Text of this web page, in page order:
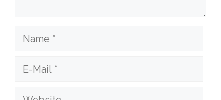
Name
E-
Website